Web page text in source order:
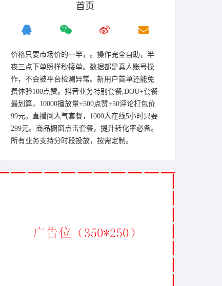
首页
价格只要市场价的一半，。操作完全自助，半
夜三点下单照样秒接单。数据都是真人账号操
作，不会被平台检测异常。新用户首单还能免
费体验100点赞。抖音业务特别套餐,DOU+套餐
最划算，10000播放量+500点赞+50评论打包价
99元。直播间人气套餐，1000人在线5小时只要
299元。商品橱窗点击套餐，提升转化率必备。
所有业务支持分时段投放，按需定制。